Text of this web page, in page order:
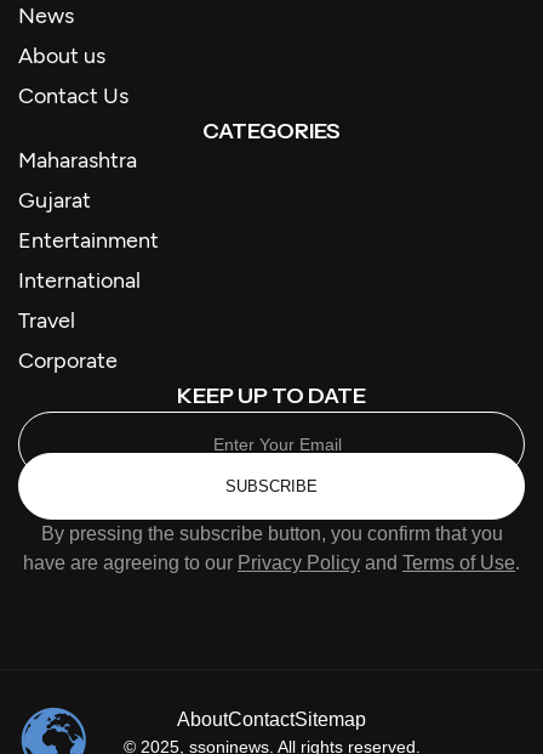
News
About us
Contact Us
CATEGORIES
Maharashtra
Gujarat
Entertainment
International
Travel
Corporate
KEEP UP TO DATE
SUBSCRIBE
By pressing the subscribe button, you confirm that you
have are agreeing to our Privacy Policy and Terms of Use.
© 2025, ssoninews. All rights reserved.
AboutContactSitemap